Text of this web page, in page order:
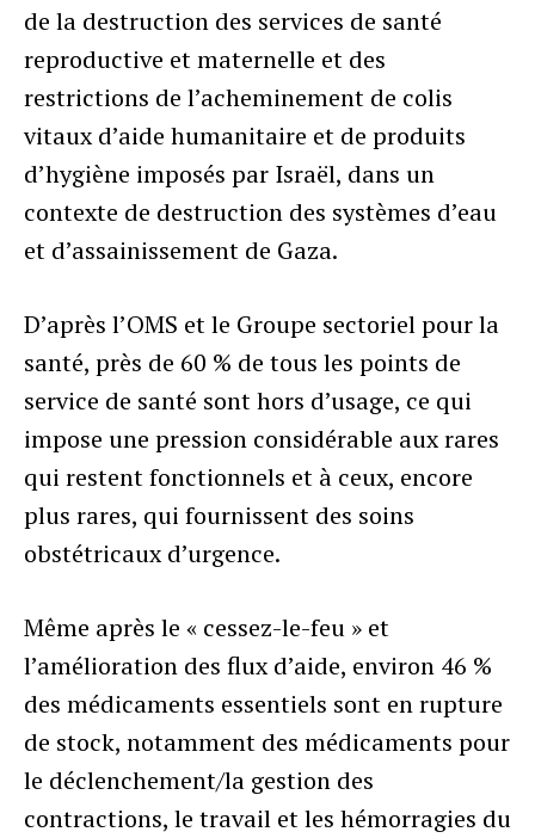
de la destruction des services de santé
reproductive et maternelle et des
restrictions de l’acheminement de colis
vitaux d’aide humanitaire et de produits
d’hygiène imposés par Israël, dans un
contexte de destruction des systèmes d’eau
et d’assainissement de Gaza.
D’après l’OMS et le Groupe sectoriel pour la
santé, près de 60 % de tous les points de
service de santé sont hors d’usage, ce qui
impose une pression considérable aux rares
qui restent fonctionnels et à ceux, encore
plus rares, qui fournissent des soins
obstétricaux d’urgence.
Même après le « cessez-le-feu » et
l’amélioration des flux d’aide, environ 46 %
des médicaments essentiels sont en rupture
de stock, notamment des médicaments pour
le déclenchement/la gestion des
contractions, le travail et les hémorragies du